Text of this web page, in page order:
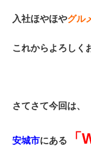
入社ほやほやグル
これからよろしく
さてさて今回は、
安城市にある